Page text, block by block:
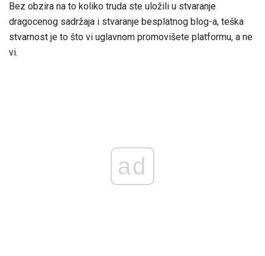
Bez obzira na to koliko truda ste uložili u stvaranje
dragocenog sadržaja i stvaranje besplatnog blog-a, teška
stvarnost je to što vi uglavnom promovišete platformu, a ne
vi.
ad